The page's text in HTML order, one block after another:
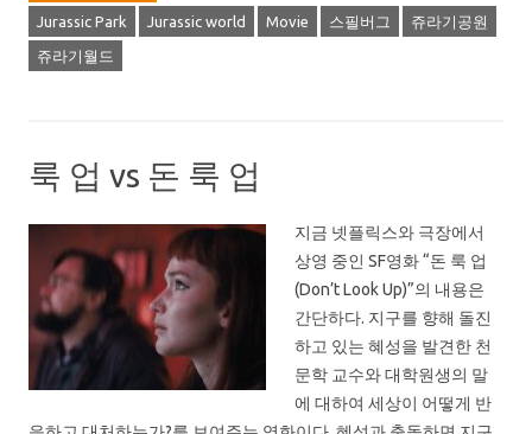
Jurassic Park Jurassic world Movie 스필버그 쥬라기공원
쥬라기월드
룩 업 vs 돈 룩 업
지금 넷플릭스와 극장에서
상영 중인 SF영화 “돈 룩 업
(Don’t Look Up)”의 내용은
간단하다. 지구를 향해 돌진
하고 있는 혜성을 발견한 천
문학 교수와 대학원생의 말
에 대하여 세상이 어떻게 반